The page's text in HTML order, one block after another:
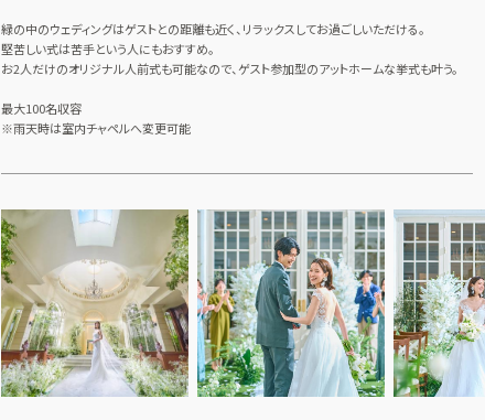
緑の中のウェディングはゲストとの距離も近く、リラックスしてお過ごしいただける。
堅苦しい式は苦手という人にもおすすめ。
お2人だけのオリジナル人前式も可能なので、ゲスト参加型のアットホームな挙式も叶う。
最大100名収容
※雨天時は室内チャペルへ変更可能